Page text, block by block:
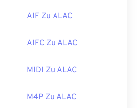
AIF Zu ALAC
AIFC Zu ALAC
MIDI Zu ALAC
M4P Zu ALAC